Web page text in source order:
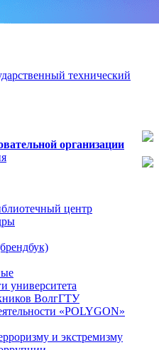
технический
организации
центр
университета
ВолгГТУ
«POLYGON»
и экстремизму